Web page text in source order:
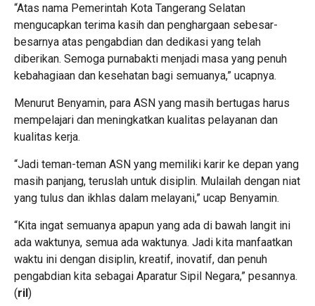
“Atas nama Pemerintah Kota Tangerang Selatan
mengucapkan terima kasih dan penghargaan sebesar-
besarnya atas pengabdian dan dedikasi yang telah
diberikan. Semoga purnabakti menjadi masa yang penuh
kebahagiaan dan kesehatan bagi semuanya,” ucapnya.
Menurut Benyamin, para ASN yang masih bertugas harus
mempelajari dan meningkatkan kualitas pelayanan dan
kualitas kerja.
“Jadi teman-teman ASN yang memiliki karir ke depan yang
masih panjang, teruslah untuk disiplin. Mulailah dengan niat
yang tulus dan ikhlas dalam melayani,” ucap Benyamin.
“Kita ingat semuanya apapun yang ada di bawah langit ini
ada waktunya, semua ada waktunya. Jadi kita manfaatkan
waktu ini dengan disiplin, kreatif, inovatif, dan penuh
pengabdian kita sebagai Aparatur Sipil Negara,” pesannya.
(ril)